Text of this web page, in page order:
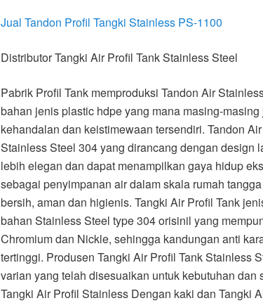
Jual Tandon Profil Tangki Stainless PS-1100
Distributor Tangki Air Profil Tank Stainless Steel
Pabrik Profil Tank memproduksi Tandon Air
bahan jenis plastic hdpe yang mana masing-
kehandalan dan keistimewaan tersendiri. Tandon
Stainless Steel 304 yang dirancang dengan design
lebih elegan dan dapat menampilkan gaya hidup
sebagai penyimpanan air dalam skala rumah
bersih, aman dan higienis. Tangki Air Profil Tank
bahan Stainless Steel type 304 orisinil yang
Chromium dan Nickle, sehingga kandungan anti
tertinggi. Produsen Tangki Air Profil Tank Stainless
varian yang telah disesuaikan untuk kebutuhan dan
Tangki Air Profil Stainless Dengan kaki dan Tangki